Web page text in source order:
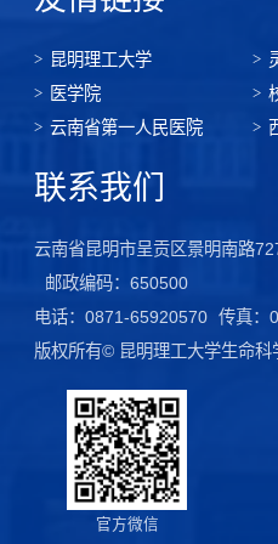
昆明理工大学
医学院
云南省第一人民医院
联系我们
云南省昆明市呈贡区景明南路
邮政编码：650500
电话：0871-65920570 传真：
版权所有© 昆明理工大学生命科
官方微信